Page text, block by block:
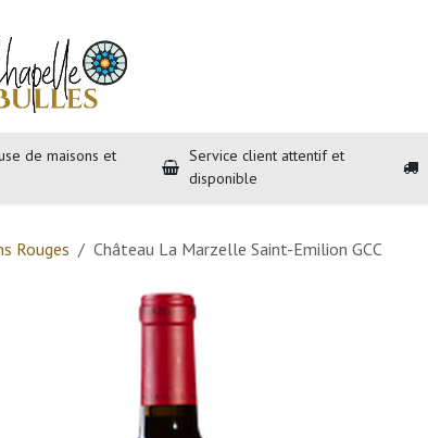
de maisons et
Service client attentif et
disponible
Rouges Château La Marzelle Saint-Emilion GCC